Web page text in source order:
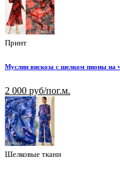
Принт
Муслин вискоза с шелком пионы на
2 000 руб/пог.м.
Шелковые ткани